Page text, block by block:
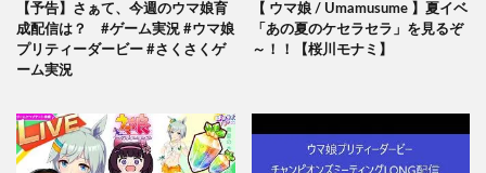
【予告】さぁて、今週のウマ娘育
成配信は？ #ゲーム実況 #ウマ娘
プリティーダービー #さくさくゲ
ーム実況
【 ウマ娘 / Umamusume 】夏イベ
「あの夏のケセラセラ」を見るぞ
～！！【桜川モナミ】